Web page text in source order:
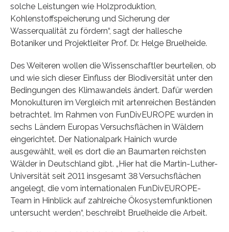
solche Leistungen wie Holzproduktion,
Kohlenstoffspeicherung und Sicherung der
Wasserqualität zu fördern“, sagt der hallesche
Botaniker und Projektleiter Prof. Dr. Helge Bruelheide.
Des Weiteren wollen die Wissenschaftler beurteilen, ob
und wie sich dieser Einfluss der Biodiversität unter den
Bedingungen des Klimawandels ändert. Dafür werden
Monokulturen im Vergleich mit artenreichen Beständen
betrachtet. Im Rahmen von FunDivEUROPE wurden in
sechs Ländern Europas Versuchsflächen in Wäldern
eingerichtet. Der Nationalpark Hainich wurde
ausgewählt, weil es dort die an Baumarten reichsten
Wälder in Deutschland gibt. „Hier hat die Martin-Luther-
Universität seit 2011 insgesamt 38 Versuchsflächen
angelegt, die vom internationalen FunDivEUROPE-
Team in Hinblick auf zahlreiche Ökosystemfunktionen
untersucht werden“, beschreibt Bruelheide die Arbeit.